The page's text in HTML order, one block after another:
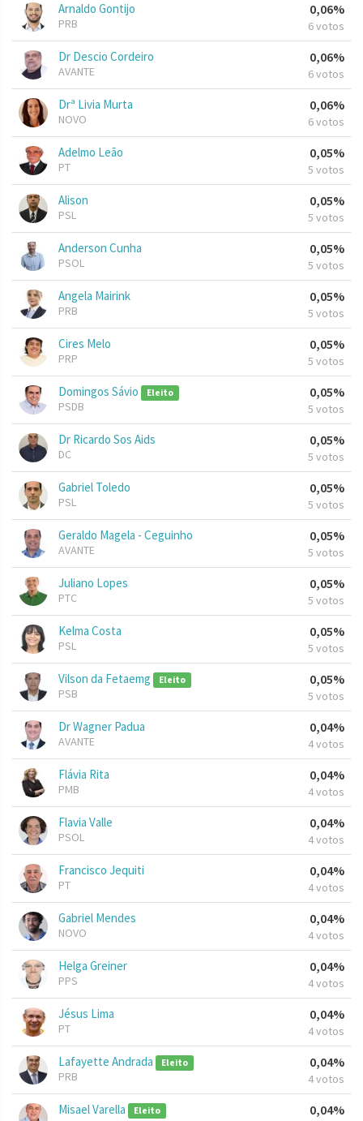
Arnaldo Gontijo
PRB
0,06%
6 votos
Dr Descio Cordeiro
AVANTE
0,06%
6 votos
Drª Livia Murta
NOVO
0,06%
6 votos
Adelmo Leão
PT
0,05%
5 votos
Alison
PSL
0,05%
5 votos
Anderson Cunha
PSOL
0,05%
5 votos
Angela Mairink
PRB
0,05%
5 votos
Cires Melo
PRP
0,05%
5 votos
Domingos Sávio Eleito
PSDB
0,05%
5 votos
Dr Ricardo Sos Aids
DC
0,05%
5 votos
Gabriel Toledo
PSL
0,05%
5 votos
Geraldo Magela - Ceguinho
AVANTE
0,05%
5 votos
Juliano Lopes
PTC
0,05%
5 votos
Kelma Costa
PSL
0,05%
5 votos
Vilson da Fetaemg Eleito
PSB
0,05%
5 votos
Dr Wagner Padua
AVANTE
0,04%
4 votos
Flávia Rita
PMB
0,04%
4 votos
Flavia Valle
PSOL
0,04%
4 votos
Francisco Jequiti
PT
0,04%
4 votos
Gabriel Mendes
NOVO
0,04%
4 votos
Helga Greiner
PPS
0,04%
4 votos
Jésus Lima
PT
0,04%
4 votos
Lafayette Andrada Eleito
PRB
0,04%
4 votos
Misael Varella Eleito 0,04%